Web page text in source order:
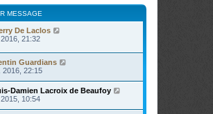
MESSAGE
De Laclos
21:32
Guardians
2016, 22:15
Damien Lacroix de Beaufoy
10:54